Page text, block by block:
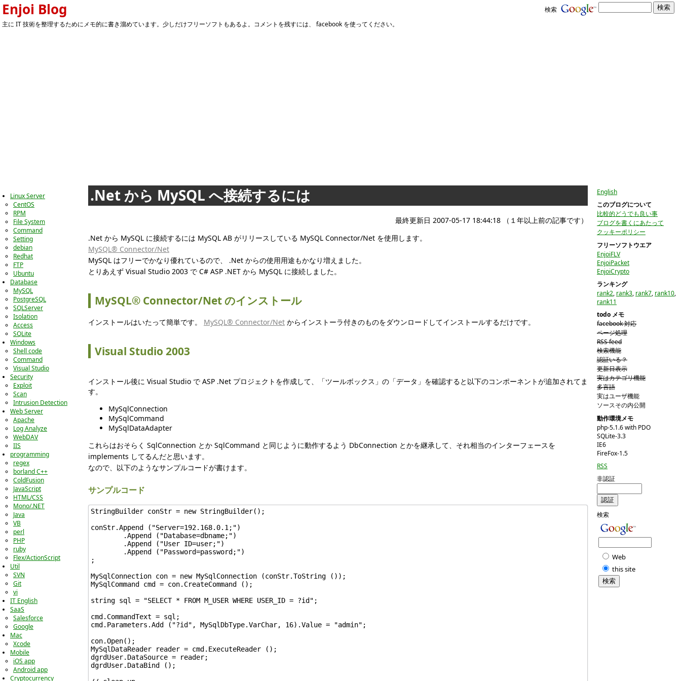
Enjoi Blog
検索
主に IT 技術を整理するためにメモ的に書き溜めています。少しだけフリーソフトもあるよ。コメントを残すには、 facebook を使ってください。
Linux Server
CentOS
RPM
File System
Command
Setting
debian
Redhat
FTP
Ubuntu
Database
MySQL
PostgreSQL
SQLServer
Isolation
Access
SQLite
Windows
Shell code
Command
Visual Studio
Security
Exploit
Scan
Intrusion Detection
Web Server
Apache
Log Analyze
WebDAV
IIS
programming
regex
borland C++
ColdFusion
JavaScript
HTML/CSS
Mono/.NET
Java
VB
perl
PHP
ruby
Flex/ActionScript
Util
SVN
Git
vi
IT English
SaaS
Salesforce
Google
Mac
Xcode
Mobile
iOS app
Android app
Cryptocurrency
.Net から MySQL へ接続するには
最終更新日 2007-05-17 18:44:18 （１年以上前の記事です）
.Net から MySQL に接続するには MySQL AB がリリースしている MySQL Connector/Net を使用します。
MySQL® Connector/Net
MySQL はフリーでかなり優れているので、 .Net からの使用用途もかなり増えました。
とりあえず Visual Studio 2003 で C# ASP .NET から MySQL に接続しました。
MySQL® Connector/Net のインストール
インストールはいたって簡単です。 MySQL® Connector/Net からインストーラ付きのものをダウンロードしてインストールするだけです。
Visual Studio 2003
インストール後に Visual Studio で ASP .Net プロジェクトを作成して、「ツールボックス」の「データ」を確認すると以下のコンポーネントが追加されてま
す。
MySqlConnection
MySqlCommand
MySqlDataAdapter
これらはおそらく SqlConnection とか SqlCommand と同じように動作するよう DbConnection とかを継承して、それ相当のインターフェースを
implements してるんだと思います。
なので、以下のようなサンプルコードが書けます。
サンプルコード
StringBuilder conStr = new StringBuilder();
conStr.Append ("Server=192.168.0.1;")
;
MySqlConnection con = new MySqlConnection (conStr.ToString ());
MySqlCommand cmd = con.CreateCommand ();
string sql = "SELECT * FROM M_USER WHERE USER_ID = ?id";
cmd.CommandText = sql;
cmd.Parameters.Add ("?id", MySqlDbType.VarChar, 16).Value = "admin";
con.Open();
MySqlDataReader reader = cmd.ExecuteReader ();
dgrdUser.DataSource = reader;
dgrdUser.DataBind ();
English
このブログについて
比較的どうでも良い事
ブログを書くにあたって
クッキーポリシー
フリーソフトウエア
EnjoiFLV
EnjoiPacket
EnjoiCrypto
ランキング
rank2, rank3, rank7, rank10,
rank11
todo メモ
facebook 対応
ページ処理
RSS feed
検索機能
認証いる？
更新日表示
実はカテゴリ機能
多言語
実はユーザ機能
ソースその内公開
動作環境メモ
php-5.1.6 with PDO
SQLite-3.3
IE6
FireFox-1.5
RSS
非認証
検索
Web
this site